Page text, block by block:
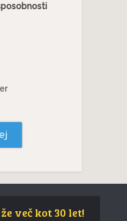
več kot 30 let!